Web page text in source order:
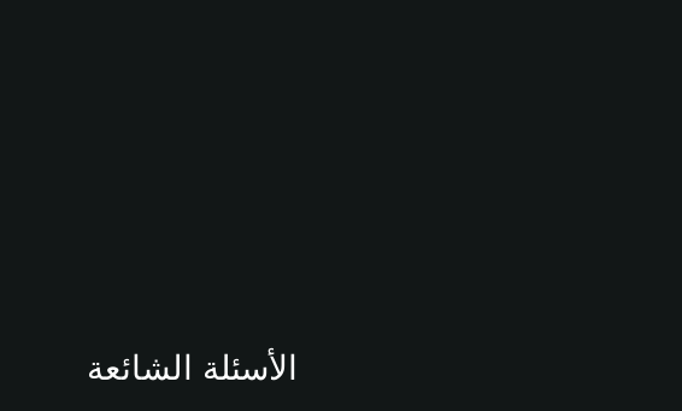
الأسئلة الشائعة